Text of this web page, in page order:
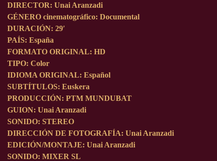
DIRECTOR: Unai Aranzadi
GÉNERO cinematográfico: Documental
DURACIÓN: 29′
PAÍS: España
FORMATO ORIGINAL: HD
TIPO: Color
IDIOMA ORIGINAL: Español
SUBTÍTULOS: Euskera
PRODUCCIÓN: PTM MUNDUBAT
GUION: Unai Aranzadi
SONIDO: STEREO
DIRECCIÓN DE FOTOGRAFÍA: Unai Aranzadi
EDICIÓN/MONTAJE: Unai Aranzadi
SONIDO: MIXER SL